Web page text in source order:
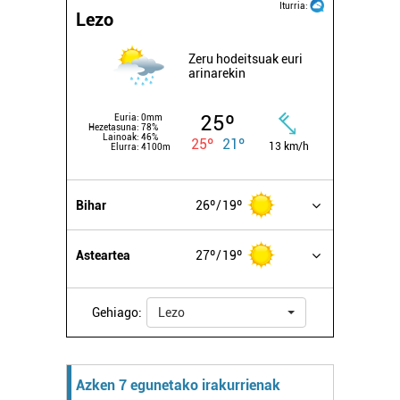
Iturria:
Lezo
Zeru hodeitsuak euri
arinarekin
Euria: 0mm
Hezetasuna: 78%
Lainoak: 46%
Elurra: 4100m
25º
25º 21º 13 km/h
Bihar 26º 19º
Asteartea 27º 19º
Gehiago: Lezo
Azken 7 egunetako irakurrienak